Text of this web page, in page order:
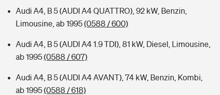
Audi A4, B 5 (AUDI A4 QUATTRO), 92 kW, Benzin,
Limousine, ab 1995(0588 / 600)
Audi A4, B 5 (AUDI A4 1.9 TDI), 81 kW, Diesel, Limousine,
ab 1995(0588 / 607)
Audi A4, B 5 (AUDI A4 AVANT), 74 kW, Benzin, Kombi,
ab 1995(0588 / 618)